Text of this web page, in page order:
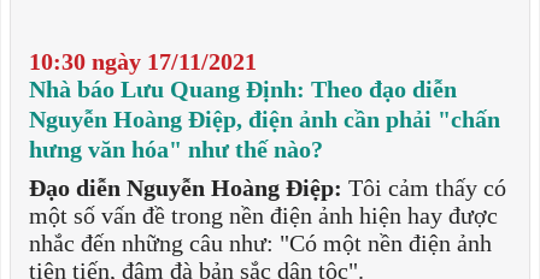
10:30 ngày 17/11/2021
Nhà báo Lưu Quang Định: Theo đạo diễn
Nguyễn Hoàng Điệp, điện ảnh cần phải "chấn
hưng văn hóa" như thế nào?
Đạo diễn Nguyễn Hoàng Điệp: Tôi cảm thấy có
một số vấn đề trong nền điện ảnh hiện hay được
nhắc đến những câu như: "Có một nền điện ảnh
tiên tiến, đậm đà bản sắc dân tộc".